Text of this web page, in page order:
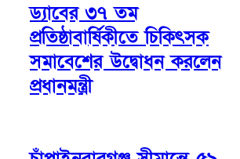
ড্যাবের ৩৭ তম
প্রতিষ্ঠাবার্ষিকীতে চিকিৎসক
সমাবেশের উদ্বোধন করলেন
প্রধানমন্ত্রী